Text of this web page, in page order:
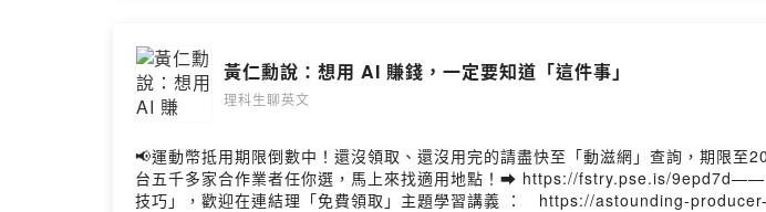
黃仁勳說：想用 AI 賺錢，一定要知道「這件事」
理科生聊英文
📢運動幣抵用期限倒數中！還沒領取、還沒用完的請盡快至「動滋網」查詢，期限
台五千多家合作業者任你選，馬上來找適用地點！➡️ https://fstry.pse.is/
技巧」，歡迎在連結理「免費領取」主題學習講義 ： https://astounding-